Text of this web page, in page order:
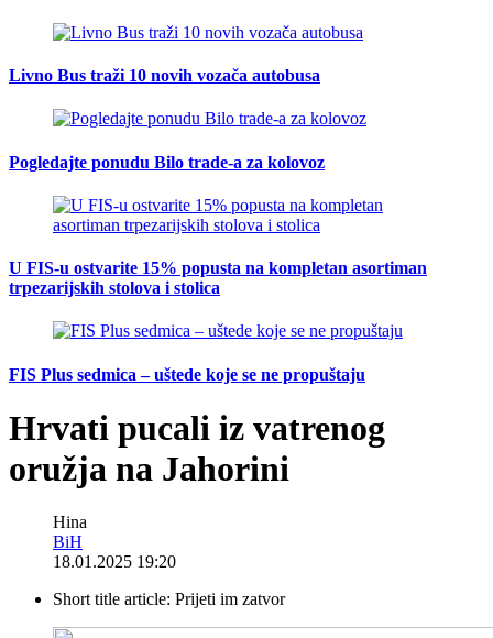
Livno Bus traži 10 novih vozača autobusa
Pogledajte ponudu Bilo trade-a za kolovoz
U FIS-u ostvarite 15% popusta na kompletan asortiman
trpezarijskih stolova i stolica
FIS Plus sedmica – uštede koje se ne propuštaju
Hrvati pucali iz vatrenog
oružja na Jahorini
Hina
BiH
18.01.2025 19:20
Short title article: Prijeti im zatvor